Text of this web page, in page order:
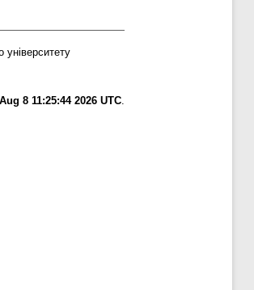
університету
8 11:25:44 2026 UTC.